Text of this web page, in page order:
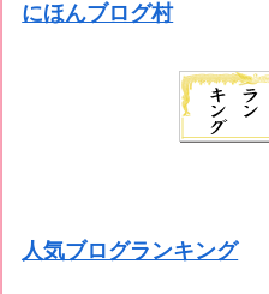
にほんブログ村
人気ブログランキング